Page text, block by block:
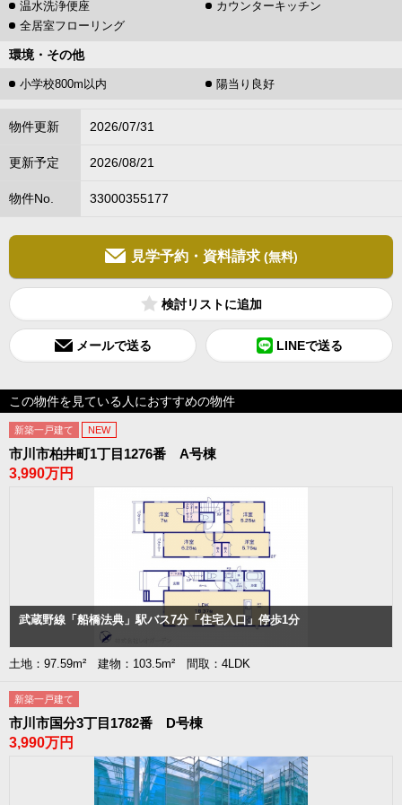
温水洗浄便座
カウンターキッチン
全居室フローリング
環境・その他
小学校800m以内 陽当り良好
物件更新 2026/07/31
更新予定 2026/08/21
物件No. 33000355177
見学予約・資料請求 (無料)
検討リスト
メールで送る LINEで送る
この物件を見ている人におすすめの物件
新築一戸建て NEW
市川市柏井町1丁目1276番 A号棟
3,990万円
武蔵野線「船橋法典」駅バス7分「住宅入口」停歩1分
土地：97.59m² 建物：103.5m² 間取：4LDK
新築一戸建て
市川市国分3丁目1782番 D号棟
3,990万円